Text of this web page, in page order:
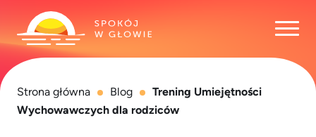
Strona główna Blog
Trening Umiejętności
Wychowawczych dla rodziców